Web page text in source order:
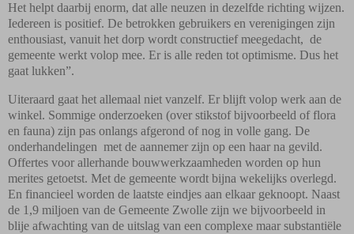
Het helpt daarbij enorm, dat alle neuzen in dezelfde richting wijzen.
Iedereen is positief. De betrokken gebruikers en verenigingen zijn
enthousiast, vanuit het dorp wordt constructief meegedacht, de
gemeente werkt volop mee. Er is alle reden tot optimisme. Dus het
gaat lukken”.
Uiteraard gaat het allemaal niet vanzelf. Er blijft volop werk aan de
winkel. Sommige onderzoeken (over stikstof bijvoorbeeld of flora
en fauna) zijn pas onlangs afgerond of nog in volle gang. De
onderhandelingen met de aannemer zijn op een haar na gevild.
Offertes voor allerhande bouwwerkzaamheden worden op hun
merites getoetst. Met de gemeente wordt bijna wekelijks overlegd.
En financieel worden de laatste eindjes aan elkaar geknoopt. Naast
de 1,9 miljoen van de Gemeente Zwolle zijn we bijvoorbeeld in
blije afwachting van de uitslag van een complexe maar substantiële